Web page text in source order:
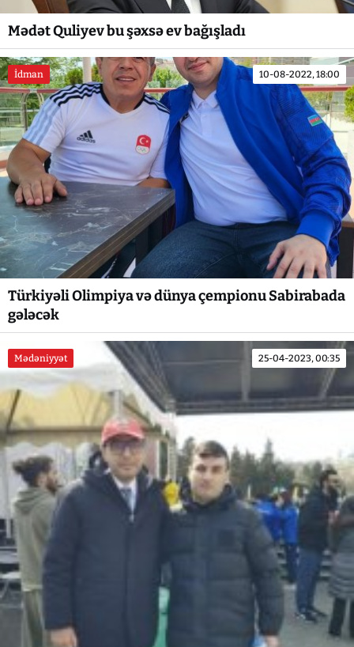
Mədət Quliyev bu şəxsə ev bağışladı
İdman 10-08-2022, 18:00
Türkiyəli Olimpiya və dünya çempionu Sabirabada
gələcək
Mədəniyyət 25-04-2023, 00:35